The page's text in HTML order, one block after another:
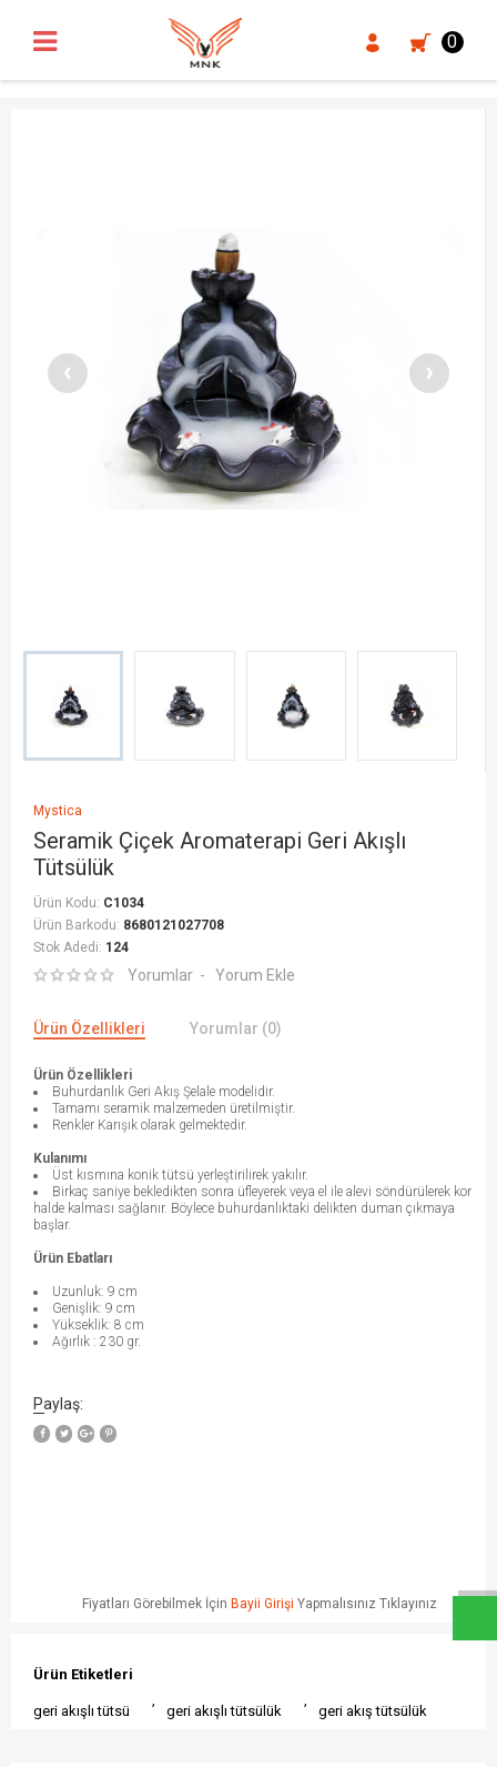
0
Mystica
Seramik Çiçek Aromaterapi Geri Akışlı
Tütsülük
Ürün Kodu: C1034
Ürün Barkodu: 8680121027708
Stok Adedi: 124
Yorumlar Yorum Ekle
Fiyatları Görebilmek İçin Bayii Girişi Yapmalısınız Tıklayınız
Ürün Özellikleri Yorumlar (0)
Ürün Özellikleri
Buhurdanlık Geri Akış Şelale modelidir.
Tamamı seramik malzemeden üretilmiştir.
Renkler Karışık olarak gelmektedir.
Kulanımı
Üst kısmına konik tütsü yerleştirilirek yakılır.
Birkaç saniye bekledikten sonra üfleyerek veya el ile alevi söndürülerek kor
halde kalması sağlanır. Böylece buhurdanlıktaki delikten duman çıkmaya
başlar.
Ürün Ebatları
Uzunluk: 9 cm
Genişlik: 9 cm
Yükseklik: 8 cm
Ağırlık : 230 gr.
Paylaş:
Ürün Etiketleri
geri akışlı tütsü
,
geri akışlı tütsülük
,
geri akış tütsülük